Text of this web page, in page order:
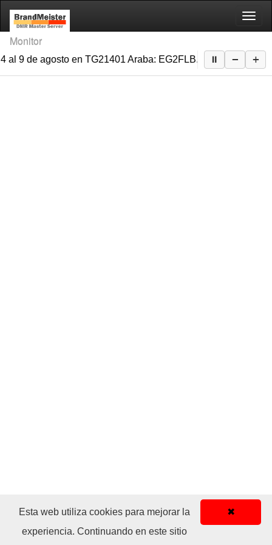
Monitor
al 9 de agosto en TG21401 Araba: EG2FLB. QSL a 1 solo
⏸ − +
✖
Esta web utiliza cookies para mejorar la
experiencia. Continuando en este sitio